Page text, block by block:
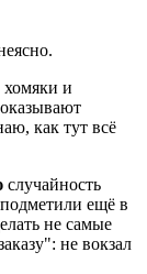
и
как тут всё
случайность
ещё в
не самые
не вокзал